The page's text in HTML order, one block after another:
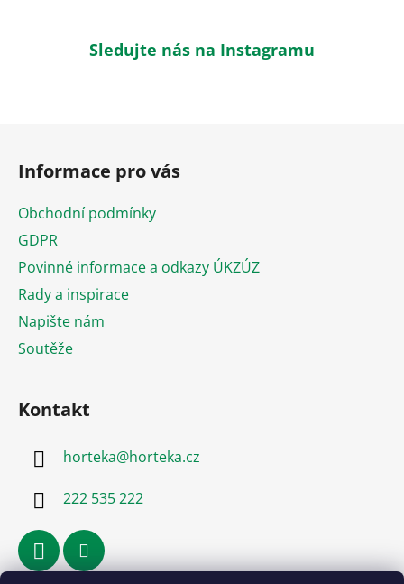
Sledujte nás na Instagramu
Informace pro vás
Obchodní podmínky
GDPR
Povinné informace a odkazy ÚKZÚZ
Rady a inspirace
Napište nám
Soutěže
Kontakt
horteka@horteka.cz
222 535 222